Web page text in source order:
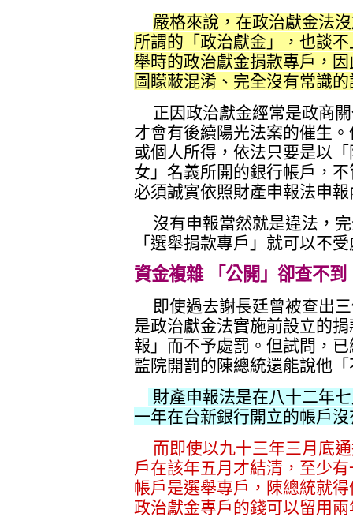
嚴格來說，在政治獻金法
所謂的「政治獻金」，也談
舉時的政治獻金捐款專戶，
圖矇蔽混淆、完全沒有常識
正因政治獻金經常是政商
才會有後續陽光法案的催生
或個人所得，依法只要是以
女」名義所開的銀行帳戶，
必須誠實依照財產申報法申
沒有申報當然就是違法，
「選舉捐款專戶」就可以不
資金複雜 「公開」卻查不到
即使過去謝長廷曾被查出
是政治獻金法實施前設立的
報」而不予處罰。但試問，
監院開罰的陳總統還能說他
財產申報法是在八十二年
一年在台新銀行開立的帳戶
而即使以九十三年三月底
戶在該年五月才結清，至少
帳戶是選舉專戶，陳總統就
政治獻金專戶的錢可以留用